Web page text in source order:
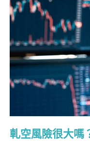
軋空風險很大嗎